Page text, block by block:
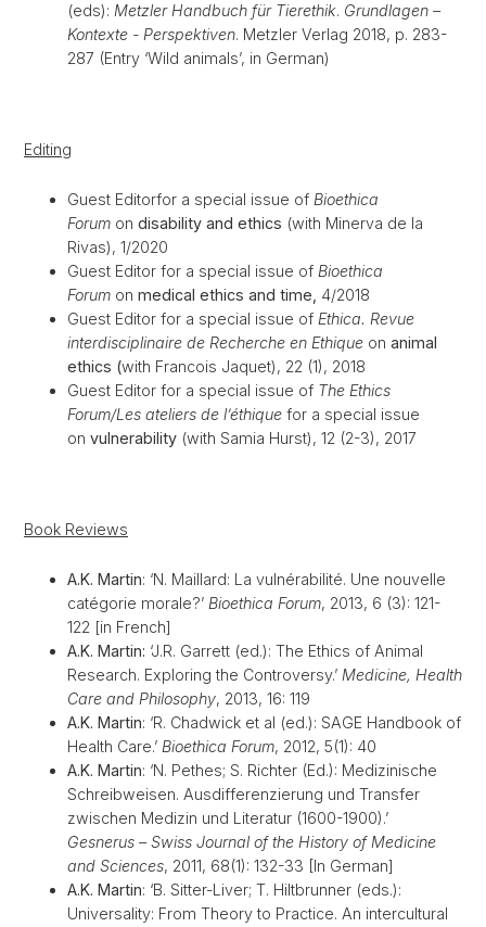
(eds): Metzler Handbuch für Tierethik. Grundlagen –
Kontexte - Perspektiven. Metzler Verlag 2018, p. 283-
287 (Entry ‘Wild animals’, in German)
Editing
Guest Editorfor a special issue of Bioethica
Forum on disability and ethics (with Minerva de la
Rivas), 1/2020
Guest Editor for a special issue of Bioethica
Forum on medical ethics and time, 4/2018
Guest Editor for a special issue of Ethica. Revue
interdisciplinaire de Recherche en Ethique on animal
ethics (with Francois Jaquet), 22 (1), 2018
Guest Editor for a special issue of The Ethics
Forum/Les ateliers de l’éthique for a special issue
on vulnerability (with Samia Hurst), 12 (2-3), 2017
Book Reviews
A.K. Martin: ‘N. Maillard: La vulnérabilité. Une nouvelle
catégorie morale?’ Bioethica Forum, 2013, 6 (3): 121-
122 [in French]
A.K. Martin: ‘J.R. Garrett (ed.): The Ethics of Animal
Research. Exploring the Controversy.’ Medicine, Health
Care and Philosophy, 2013, 16: 119
A.K. Martin: ‘R. Chadwick et al (ed.): SAGE Handbook of
Health Care.’ Bioethica Forum, 2012, 5(1): 40
A.K. Martin: ‘N. Pethes; S. Richter (Ed.): Medizinische
Schreibweisen. Ausdifferenzierung und Transfer
zwischen Medizin und Literatur (1600-1900).’
Gesnerus – Swiss Journal of the History of Medicine
and Sciences, 2011, 68(1): 132-33 [In German]
A.K. Martin: ‘B. Sitter-Liver; T. Hiltbrunner (eds.):
Universality: From Theory to Practice. An intercultural